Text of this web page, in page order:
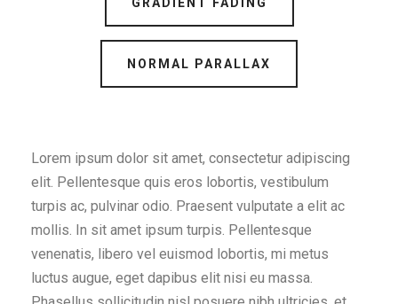
NORMAL PARALLAX
Lorem ipsum dolor sit amet, consectetur adipiscing
elit. Pellentesque quis eros lobortis, vestibulum
turpis ac, pulvinar odio. Praesent vulputate a elit ac
mollis. In sit amet ipsum turpis. Pellentesque
venenatis, libero vel euismod lobortis, mi metus
luctus augue, eget dapibus elit nisi eu massa.